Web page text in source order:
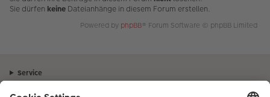
Sie dürfen keine Dateianhänge in diesem Forum erstellen.
Powered by phpBB® Forum Software © phpBB Limited
Service